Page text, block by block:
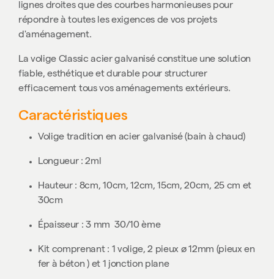
lignes droites que des courbes harmonieuses pour
répondre à toutes les exigences de vos projets
d'aménagement.
La volige Classic acier galvanisé constitue une solution
fiable, esthétique et durable pour structurer
efficacement tous vos aménagements extérieurs.
Caractéristiques
Volige tradition en acier galvanisé (bain à chaud)
Longueur : 2ml
Hauteur : 8cm, 10cm, 12cm, 15cm, 20cm, 25 cm et
30cm
Épaisseur : 3 mm 30/10 ème
Kit comprenant : 1 volige, 2 pieux ø 12mm (pieux en
fer à béton ) et 1 jonction plane